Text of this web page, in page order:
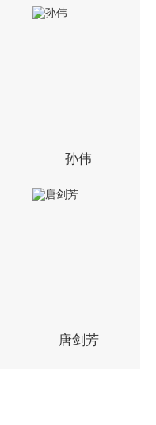
孙伟
唐剑芳